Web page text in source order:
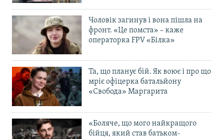
Чоловік загинув і вона пішла на
фронт. «Це помста» – каже
операторка FPV «Білка»
Та, що планує бій. Як воює і про що
мріє офіцерка батальйону
«Свобода» Маргарита
«Боляче, що мого найкращого
бійця, який став батьком-